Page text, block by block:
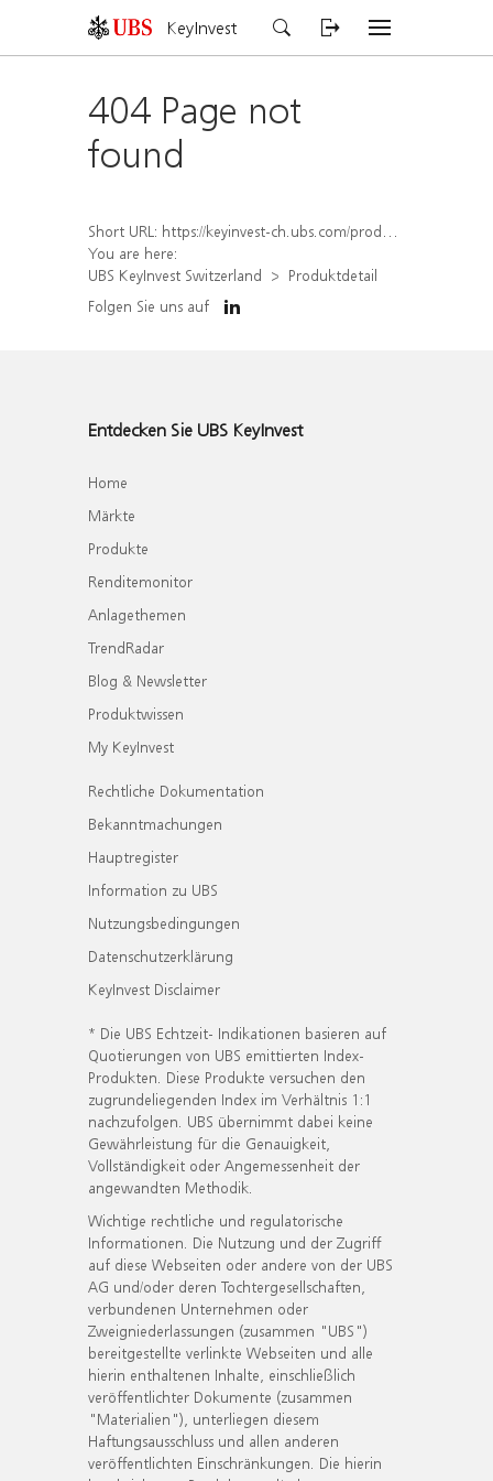
KeyInvest
404 Page not
found
Short URL: https://keyinvest-ch.ubs.com/produkt/detail/index/isin/CH1562155957
You are here:
UBS KeyInvest Switzerland
Produktdetail
Folgen Sie uns auf
Entdecken Sie UBS KeyInvest
Home
Märkte
Produkte
Renditemonitor
Anlagethemen
TrendRadar
Blog & Newsletter
Produktwissen
My KeyInvest
Rechtliche Dokumentation
Bekanntmachungen
Hauptregister
Information zu UBS
Nutzungsbedingungen
Datenschutzerklärung
KeyInvest Disclaimer
* Die UBS Echtzeit- Indikationen basieren auf
Quotierungen von UBS emittierten Index-
Produkten. Diese Produkte versuchen den
zugrundeliegenden Index im Verhältnis 1:1
nachzufolgen. UBS übernimmt dabei keine
Gewährleistung für die Genauigkeit,
Vollständigkeit oder Angemessenheit der
angewandten Methodik.
Wichtige rechtliche und regulatorische
Informationen. Die Nutzung und der Zugriff
auf diese Webseiten oder andere von der UBS
AG und/oder deren Tochtergesellschaften,
verbundenen Unternehmen oder
Zweigniederlassungen (zusammen "UBS")
bereitgestellte verlinkte Webseiten und alle
hierin enthaltenen Inhalte, einschließlich
veröffentlichter Dokumente (zusammen
"Materialien"), unterliegen diesem
Haftungsausschluss und allen anderen
veröffentlichten Einschränkungen. Die hierin